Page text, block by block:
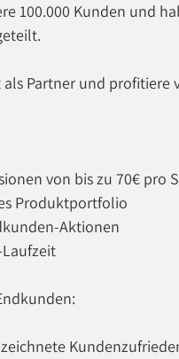
100.000 Kunden und
Partner und profitiere
von bis zu 70€ pro
Produktportfolio
Aktionen
Laufzeit